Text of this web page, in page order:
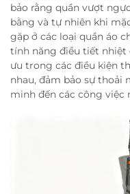
bảo rằng quần vượt
bằng và tự nhiên khi
gặp ở các loại quần áo
tính năng điều tiết
ưu trong các điều kiện
nhau, đảm bảo sự thoải
minh đến các công việc